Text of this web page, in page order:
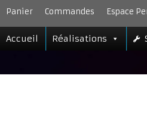
Aller
contenu
Panier Commandes Espace
Accueil Réalisations